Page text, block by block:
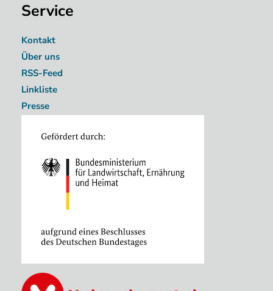
Image
Service
Kontakt
Über uns
RSS-Feed
Linkliste
Presse